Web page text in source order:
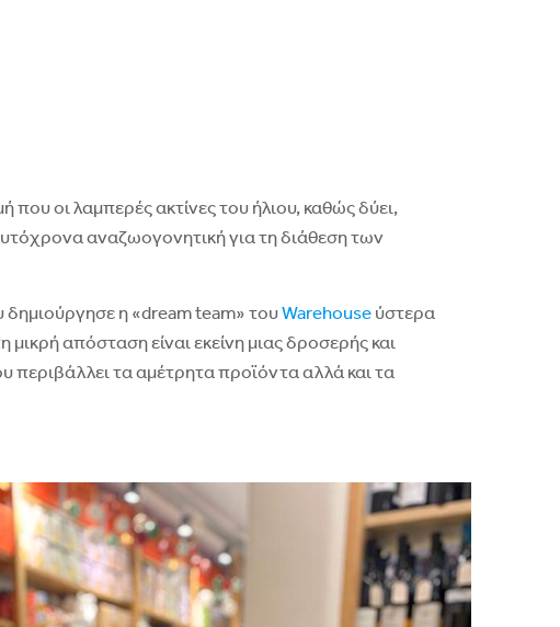
οι λαμπερές ακτίνες του ήλιου, καθώς δύει,
αναζωογονητική για τη διάθεση των
η «dream team» τουWarehouseύστερα
απόσταση είναι εκείνη μιας δροσερής και
περιβάλλει τα αμέτρητα προϊόντα αλλά και τα